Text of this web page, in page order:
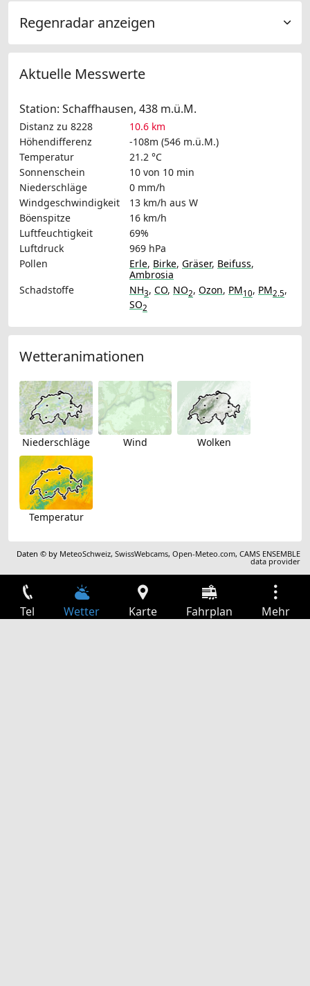
Regenradar anzeigen
Aktuelle Messwerte
Station: Schaffhausen, 438 m.ü.M.
Distanz zu 8228
10.6 km
Höhendifferenz
-108m (546 m.ü.M.)
Temperatur
21.2 °C
Sonnenschein
10 von 10 min
Niederschläge
0 mm/h
Windgeschwindigkeit
13 km/h aus W
Böenspitze
16 km/h
Luftfeuchtigkeit
69%
Luftdruck
969 hPa
Pollen
Erle, Birke, Gräser, Beifuss,
Ambrosia
Schadstoffe
NH3, CO, NO2, Ozon, PM10, PM2.5,
SO2
Wetteranimationen
Niederschläge Wind Wolken
Temperatur
Daten © by MeteoSchweiz,SwissWebcams,Open-Meteo.com,CAMS ENSEMBLE
data provider
Tel Wetter Karte Fahrplan Mehr